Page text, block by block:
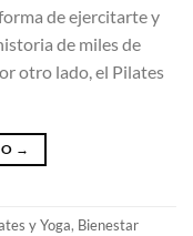
de ejercitarte y
de miles de
otro lado, el Pilates
→
y Yoga, Bienestar